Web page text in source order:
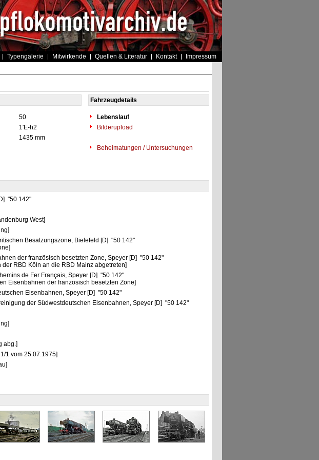
Typengalerie Mitwirkende Quellen & Literatur Kontakt Impressum
Fahrzeugdetails
50
Lebenslauf
1'E-h2
Bilderupload
1435 mm
Beheimatungen / Untersuchungen
"50 142"
West]
Besatzungszone, Bielefeld [D] "50 142"
der französisch besetzten Zone, Speyer [D] "50 142"
RBD Köln an die RBD Mainz abgetreten]
de Fer Français, Speyer [D] "50 142"
Eisenbahnen der französisch besetzten Zone]
Eisenbahnen, Speyer [D] "50 142"
der Südwestdeutschen Eisenbahnen, Speyer [D] "50 142"
abg.]
1 vom 25.07.1975]